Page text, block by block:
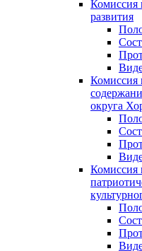
Комиссия
развития
Комиссия
округа
Комиссия